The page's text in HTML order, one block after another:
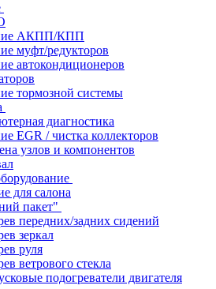
АКПП/КПП
муфт/редукторов
автокондиционеров
тормозной системы
диагностика
EGR / чистка коллекторов
узлов и компонентов
для салона
пакет"
передних/задних сидений
зеркал
руля
ветрового стекла
подогреватели двигателя